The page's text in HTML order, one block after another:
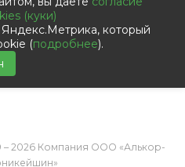
с помощью сервиса
персональных данных
данных
2026 Компания ООО «Алькор-
(куки)
который
(подробнее).